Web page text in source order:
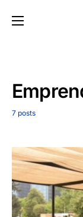
7 posts